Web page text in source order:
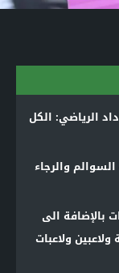
الرياضي: الكل
والرجاء
بالإضافة الى
ولاعبات